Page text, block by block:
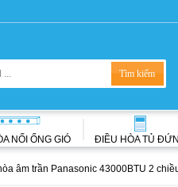
NỐI ỐNG GIÓ ĐIỀU HÒA TỦ
âm trần Panasonic 43000BTU 2